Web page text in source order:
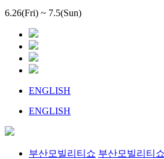
6.26(Fri) ~ 7.5(Sun)
ENGLISH
ENGLISH
부산모빌리티쇼 부산모빌리티쇼